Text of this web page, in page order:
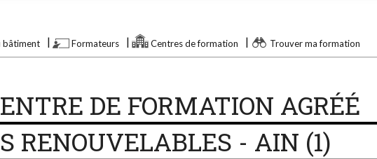
bâtiment Formateurs Centres de formation Trouver ma formation
DE FORMATION AGRÉÉ
RENOUVELABLES - AIN (1)